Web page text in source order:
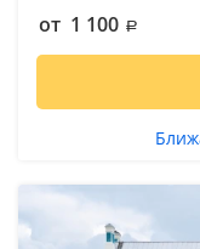
от 1 100